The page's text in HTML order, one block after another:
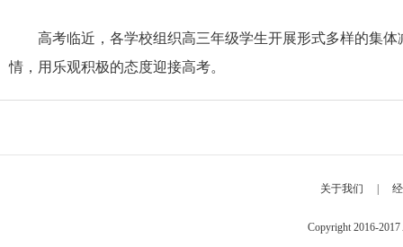
高考临近，各学校组织高三年级学生开展形式多样的集
情，用乐观积极的态度迎接高考。
关于我们
Copyright 2016-